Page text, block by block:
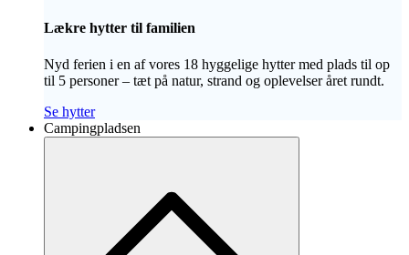
Lækre hytter til familien
Nyd ferien i en af vores 18 hyggelige hytter med plads til op
til 5 personer – tæt på natur, strand og oplevelser året rundt.
Se hytter
Campingpladsen